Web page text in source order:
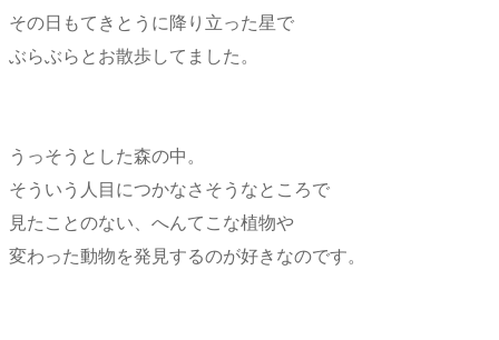
その日もてきとうに降り立った星で
ぶらぶらとお散歩してました。
うっそうとした森の中。
そういう人目につかなさそうなところで
見たことのない、へんてこな植物や
変わった動物を発見するのが好きなのです。